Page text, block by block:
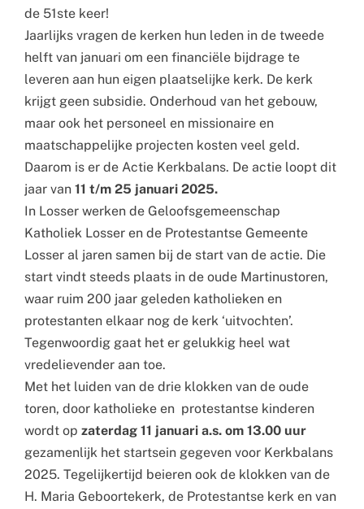
de 51ste keer!
Jaarlijks vragen de kerken hun leden in de tweede
helft van januari om een financiële bijdrage te
leveren aan hun eigen plaatselijke kerk. De kerk
krijgt geen subsidie. Onderhoud van het gebouw,
maar ook het personeel en missionaire en
maatschappelijke projecten kosten veel geld.
Daarom is er de Actie Kerkbalans. De actie loopt dit
jaar van 11 t/m 25 januari 2025.
In Losser werken de Geloofsgemeenschap
Katholiek Losser en de Protestantse Gemeente
Losser al jaren samen bij de start van de actie. Die
start vindt steeds plaats in de oude Martinustoren,
waar ruim 200 jaar geleden katholieken en
protestanten elkaar nog de kerk ‘uitvochten’.
Tegenwoordig gaat het er gelukkig heel wat
vredelievender aan toe.
Met het luiden van de drie klokken van de oude
toren, door katholieke en protestantse kinderen
wordt op zaterdag 11 januari a.s. om 13.00 uur
gezamenlijk het startsein gegeven voor Kerkbalans
2025. Tegelijkertijd beieren ook de klokken van de
H. Maria Geboortekerk, de Protestantse kerk en van